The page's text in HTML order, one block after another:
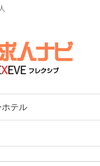
テル